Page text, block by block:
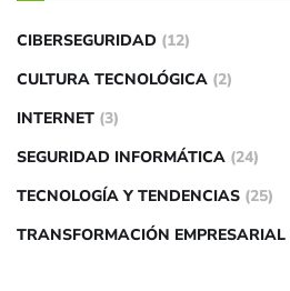
CIBERSEGURIDAD (12)
CULTURA TECNOLÓGICA (2)
INTERNET (3)
SEGURIDAD INFORMÁTICA (24)
TECNOLOGÍA Y TENDENCIAS (25)
TRANSFORMACIÓN EMPRESARIAL